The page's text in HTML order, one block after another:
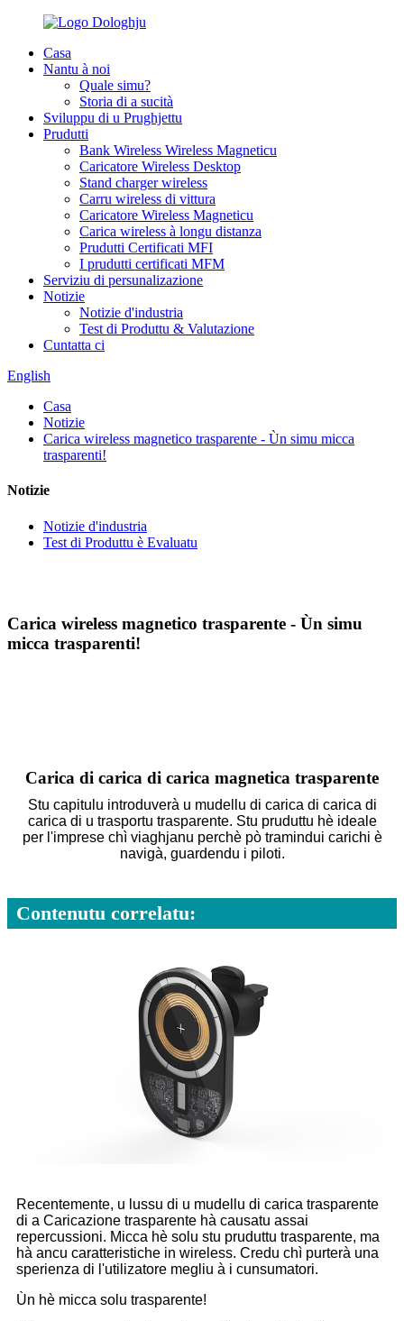
Casa
Nantu à noi
Quale simu?
Storia di a sucità
Sviluppu di u Prughjettu
Prudutti
Bank Wireless Wireless Magneticu
Caricatore Wireless Desktop
Stand charger wireless
Carru wireless di vittura
Caricatore Wireless Magneticu
Carica wireless à longu distanza
Prudutti Certificati MFI
I prudutti certificati MFM
Serviziu di persunalizazione
Notizie
Notizie d'industria
Test di Produttu & Valutazione
Cuntatta ci
English
Casa
Notizie
Carica wireless magnetico trasparente - Ùn simu micca
trasparenti!
Notizie
Notizie d'industria
Test di Produttu è Evaluatu
Carica wireless magnetico trasparente - Ùn simu
micca trasparenti!
Carica di carica di carica magnetica trasparente
Stu capitulu introduverà u mudellu di carica di carica di
carica di u trasportu trasparente. Stu pruduttu hè ideale
per l'imprese chì viaghjanu perchè pò tramindui carichi è
navigà, guardendu i piloti.
Contenutu correlatu:
Recentemente, u lussu di u mudellu di carica trasparente
di a Caricazione trasparente hà causatu assai
repercussioni. Micca hè solu stu pruduttu trasparente, ma
hà ancu caratteristiche in wireless. Credu chì purterà una
sperienza di l'utilizatore megliu à i cunsumatori.
Ùn hè micca solu trasparente!